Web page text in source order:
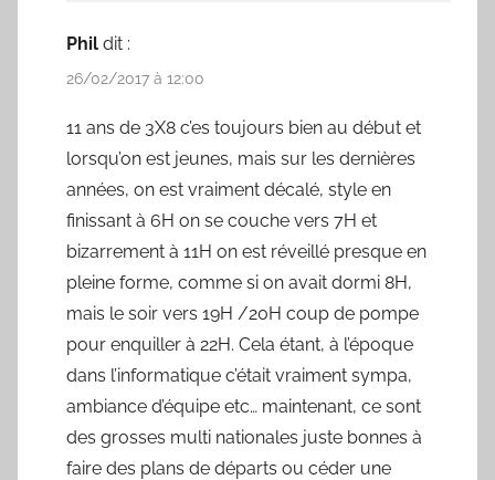
Phil dit :
26/02/2017 à 12:00
11 ans de 3X8 c’es toujours bien au début et
lorsqu’on est jeunes, mais sur les dernières
années, on est vraiment décalé, style en
finissant à 6H on se couche vers 7H et
bizarrement à 11H on est réveillé presque en
pleine forme, comme si on avait dormi 8H,
mais le soir vers 19H /20H coup de pompe
pour enquiller à 22H. Cela étant, à l’époque
dans l’informatique c’était vraiment sympa,
ambiance d’équipe etc… maintenant, ce sont
des grosses multi nationales juste bonnes à
faire des plans de départs ou céder une